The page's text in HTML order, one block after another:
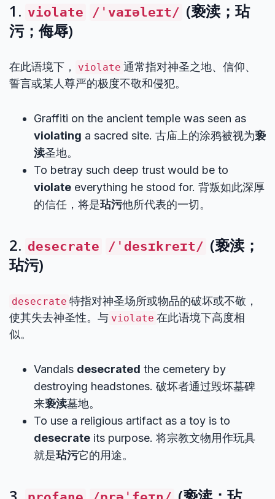
1. violate /ˈvaɪəleɪt/ (亵渎；玷
污；侮辱)
在此语境下， violate 通常指对神圣之地、信仰、
誓言或某人尊严的极度不敬和侵犯。
Graffiti on the ancient temple was seen as
violating a sacred site. 古庙上的涂鸦被视为亵
渎圣地。
To betray such deep trust would be to
violate everything he stood for. 背叛如此深厚
的信任，将是玷污他所代表的一切。
2. desecrate /ˈdesɪkreɪt/ (亵渎；
玷污)
desecrate 特指对神圣场所或物品的破坏或不敬，
使其失去神圣性。与 violate 在此语境下高度相
似。
Vandals desecrated the cemetery by
destroying headstones. 破坏者通过毁坏墓碑
来亵渎墓地。
To use a religious artifact as a toy is to
desecrate its purpose. 将宗教文物用作玩具
就是玷污它的用途。